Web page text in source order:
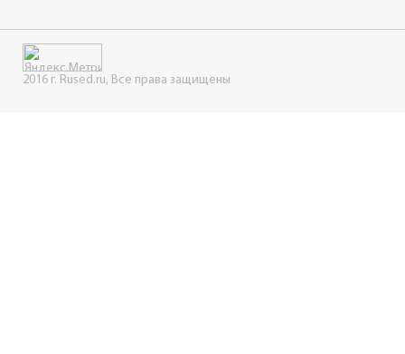
2016 г. Rused.ru, Все права защищены